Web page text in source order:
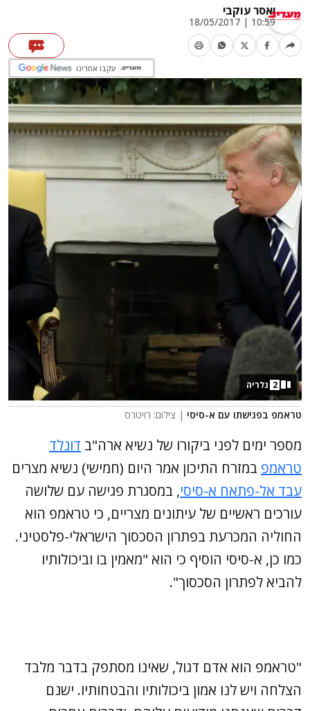
יאסר עוקבי
10:59 | 18/05/2017
עקבו אחרינו
טראמפ בפגישתו עם א-סיסי | צילום: רויטרס
2 גלריה
מספר ימים לפני ביקורו של נשיא ארה"ב דונלד
טראמפ במזרח התיכון אמר היום (חמישי) נשיא מצרים
עבד אל-פתאח א-סיסי, במסגרת פגישה עם שלושה
עורכים ראשיים של עיתונים מצריים, כי טראמפ הוא
החוליה המכרעת בפתרון הסכסוך הישראלי-פלסטיני.
כמו כן, א-סיסי הוסיף כי הוא "מאמין בו וביכולותיו
להביא לפתרון הסכסוך".
"טראמפ הוא אדם דגול, שאינו מסתפק בדבר מלבד
הצלחה ויש לנו אמון ביכולותיו והבטחותיו. ישנם